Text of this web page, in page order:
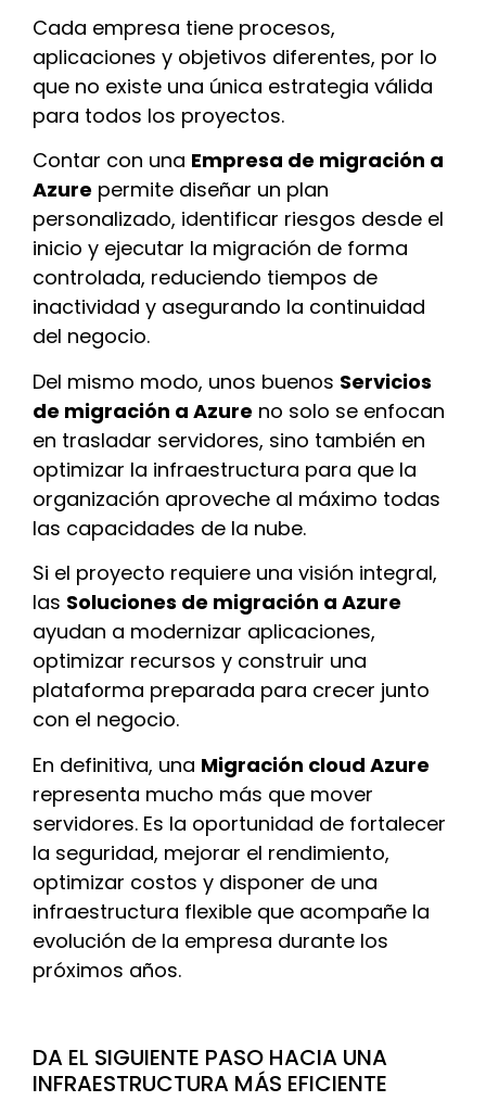
Cada empresa tiene procesos,
aplicaciones y objetivos diferentes, por lo
que no existe una única estrategia válida
para todos los proyectos.
Contar con una Empresa de migración a
Azure permite diseñar un plan
personalizado, identificar riesgos desde el
inicio y ejecutar la migración de forma
controlada, reduciendo tiempos de
inactividad y asegurando la continuidad
del negocio.
Del mismo modo, unos buenos Servicios
de migración a Azure no solo se enfocan
en trasladar servidores, sino también en
optimizar la infraestructura para que la
organización aproveche al máximo todas
las capacidades de la nube.
Si el proyecto requiere una visión integral,
las Soluciones de migración a Azure
ayudan a modernizar aplicaciones,
optimizar recursos y construir una
plataforma preparada para crecer junto
con el negocio.
En definitiva, una Migración cloud Azure
representa mucho más que mover
servidores. Es la oportunidad de fortalecer
la seguridad, mejorar el rendimiento,
optimizar costos y disponer de una
infraestructura flexible que acompañe la
evolución de la empresa durante los
próximos años.
DA EL SIGUIENTE PASO HACIA UNA
INFRAESTRUCTURA MÁS EFICIENTE